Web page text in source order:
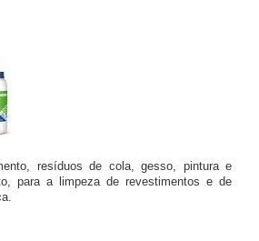
resíduos de cola, gesso, pintura e
para a limpeza de revestimentos e de